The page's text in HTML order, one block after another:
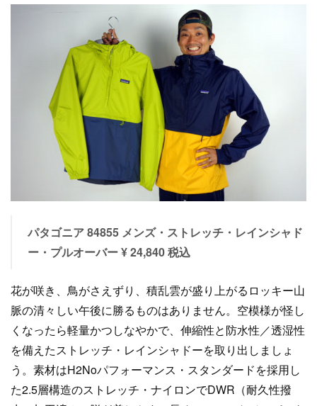
パタゴニア 84855 メンズ・ストレッチ・レインシャド
ー・プルオーバー ¥ 24,840 税込
花が咲き、鳥がさえずり、積乱雲が盛り上がるロッキー山
脈の清々しい午後に勝るものはありません。空模様が怪し
くなったら軽量かつしなやかで、伸縮性と防水性／透湿性
を備えたストレッチ・レインシャドーを取り出しましょ
う。素材はH2Noパフォーマンス・スタンダードを採用し
た2.5層構造のストレッチ・ナイロンでDWR（耐久性撥